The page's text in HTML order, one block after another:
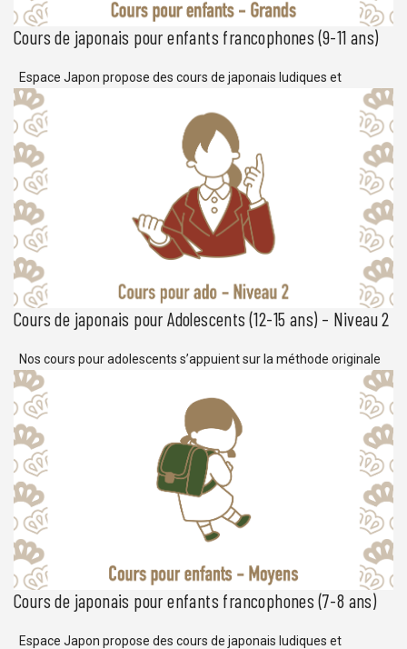
Cours de japonais pour enfants francophones (9-11 ans)
Espace Japon propose des cours de japonais ludiques et
conviviaux pour les enfants débutants en langue japonaise. Avec
une régularité hebdomadaire, les cours pour enfants d’Espace
Japon sont riches d’expériences culturelles et d’exercices
d’application pratique de la langue japonaise, parfait pour s’initier
au japonais, et préparer l’apprentissage de la langue dans les
classes supérieures. […]
Cours de japonais pour Adolescents (12-15 ans) – Niveau 2
Nos cours pour adolescents s’appuient sur la méthode originale
d’Espace Japon. Cette méthode fournit les outils d’un
apprentissage structuré dans une ambiance conviviale réunissant
des jeunes du même âge. Les cours sont conçus pour des élèves
âgés de 12 à 15 ans et proposent une approche ludique de
l’apprentissage de la langue et de […]
Cours de japonais pour enfants francophones (7-8 ans)
Espace Japon propose des cours de japonais ludiques et